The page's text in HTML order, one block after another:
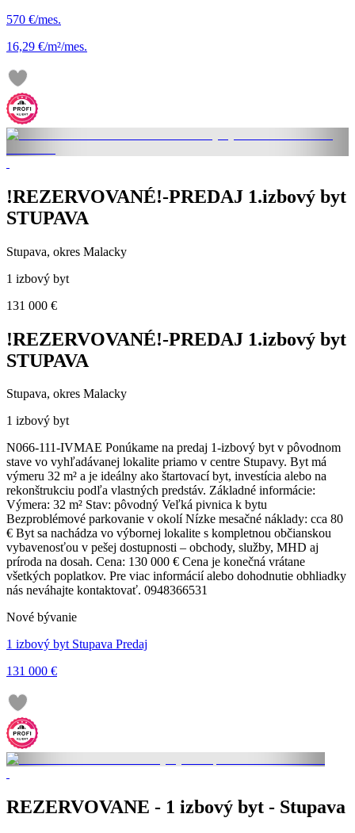
570 €/mes.
16,29 €/m²/mes.
!REZERVOVANÉ!-PREDAJ 1.izbový byt
STUPAVA
Stupava, okres Malacky
1 izbový byt
131 000 €
!REZERVOVANÉ!-PREDAJ 1.izbový byt
STUPAVA
Stupava, okres Malacky
1 izbový byt
N066-111-IVMAE Ponúkame na predaj 1-izbový byt v pôvodnom
stave vo vyhľadávanej lokalite priamo v centre Stupavy. Byt má
výmeru 32 m² a je ideálny ako štartovací byt, investícia alebo na
rekonštrukciu podľa vlastných predstáv. Základné informácie:
Výmera: 32 m² Stav: pôvodný Veľká pivnica k bytu
Bezproblémové parkovanie v okolí Nízke mesačné náklady: cca 80
€ Byt sa nachádza vo výbornej lokalite s kompletnou občianskou
vybavenosťou v pešej dostupnosti – obchody, služby, MHD aj
príroda na dosah. Cena: 130 000 € Cena je konečná vrátane
všetkých poplatkov. Pre viac informácií alebo dohodnutie obhliadky
nás neváhajte kontaktovať. 0948366531
Nové bývanie
1 izbový byt Stupava Predaj
131 000 €
REZERVOVANE - 1 izbový byt - Stupava